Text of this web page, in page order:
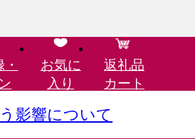
お気に
入り
返礼品
カート
影響について